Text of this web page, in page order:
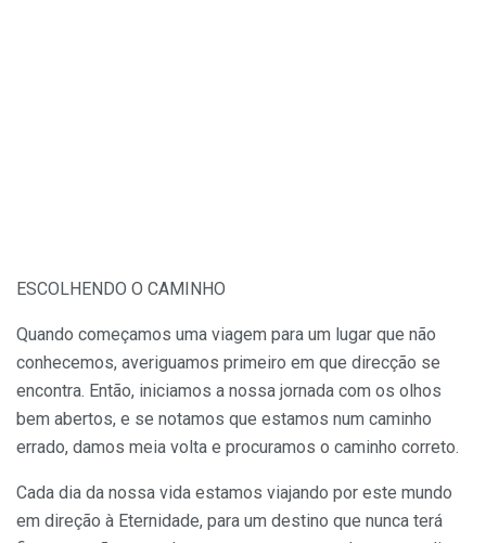
ESCOLHENDO O CAMINHO
Quando começamos uma viagem para um lugar que não
conhecemos, averiguamos primeiro em que direcção se
encontra. Então, iniciamos a nossa jornada com os olhos
bem abertos, e se notamos que estamos num caminho
errado, damos meia volta e procuramos o caminho correto.
Cada dia da nossa vida estamos viajando por este mundo
em direção à Eternidade, para um destino que nunca terá